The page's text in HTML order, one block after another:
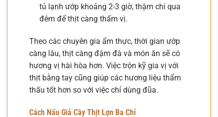
tủ lạnh ướp khoảng 2-3 giờ, thậm chí qua
đêm để thịt càng thấm vị.
Theo các chuyên gia ẩm thực, thời gian ướp
càng lâu, thịt càng đậm đà và món ăn sẽ có
hương vị hài hòa hơn. Việc trộn kỹ gia vị với
thịt bằng tay cũng giúp các hương liệu thẩm
thấu tốt hơn so với việc chỉ dùng đũa.
Cách Nấu Giả Cầy Thịt Lợn Ba Chỉ